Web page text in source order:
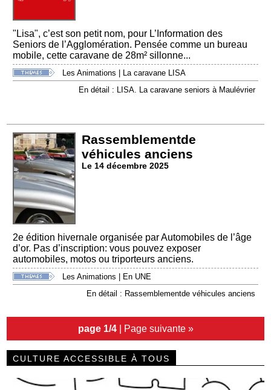
"Lisa", c’est son petit nom, pour L’Information des
Seniors de l’Agglomération. Pensée comme un bureau
mobile, cette caravane de 28m² sillonne...
Les Animations
La caravane LISA
En détail : LISA. La caravane seniors à Maulévrier
Rassemblementde
véhicules anciens
Le 14 décembre 2025
2e édition hivernale organisée par Automobiles de l’âge
d’or. Pas d’inscription: vous pouvez exposer
automobiles, motos ou triporteurs anciens.
Les Animations
En UNE
En détail : Rassemblementde véhicules anciens
page 1/4| Page suivante »
CULTURE ACCESSIBLE À TOUS